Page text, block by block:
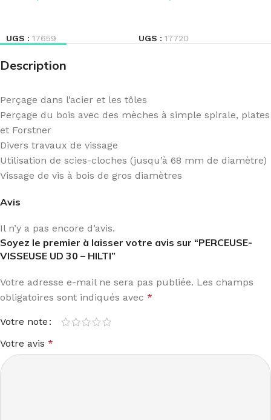
UGS : 17659 UGS : 17720
Description
Perçage dans l’acier et les tôles
Perçage du bois avec des mèches à simple spirale, plates
et Forstner
Divers travaux de vissage
Utilisation de scies-cloches (jusqu’à 68 mm de diamètre)
Vissage de vis à bois de gros diamètres
Avis
Il n’y a pas encore d’avis.
Soyez le premier à laisser votre avis sur “PERCEUSE-
VISSEUSE UD 30 – HILTI”
Votre adresse e-mail ne sera pas publiée. Les champs
obligatoires sont indiqués avec *
Votre note
Votre avis *